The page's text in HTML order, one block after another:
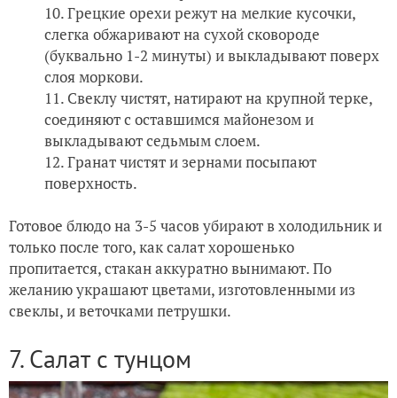
Грецкие орехи режут на мелкие кусочки,
слегка обжаривают на сухой сковороде
(буквально 1-2 минуты) и выкладывают поверх
слоя моркови.
Свеклу чистят, натирают на крупной терке,
соединяют с оставшимся майонезом и
выкладывают седьмым слоем.
Гранат чистят и зернами посыпают
поверхность.
Готовое блюдо на 3-5 часов убирают в холодильник и
только после того, как салат хорошенько
пропитается, стакан аккуратно вынимают. По
желанию украшают цветами, изготовленными из
свеклы, и веточками петрушки.
7. Салат с тунцом